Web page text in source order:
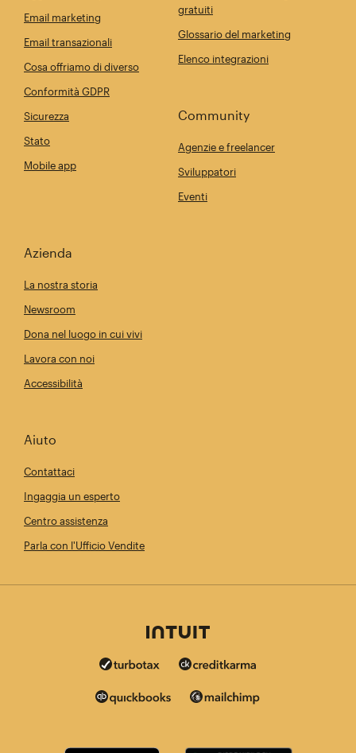
Email marketing
Email transazionali
Cosa offriamo di diverso
Conformità GDPR
Sicurezza
Stato
Mobile app
gratuiti
Glossario del marketing
Elenco integrazioni
Community
Agenzie e freelancer
Sviluppatori
Eventi
Azienda
La nostra storia
Newsroom
Dona nel luogo in cui vivi
Lavora con noi
Accessibilità
Aiuto
Contattaci
Ingaggia un esperto
Centro assistenza
Parla con l'Ufficio Vendite